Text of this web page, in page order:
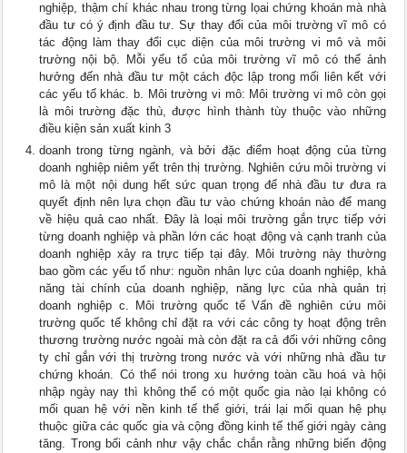
nghiệp, thậm chí khác nhau trong từng lọai chứng khoán mà nhà
đầu tư có ý định đầu tư. Sự thay đổi của môi trường vĩ mô có
tác động làm thay đổi cục diện của môi trường vi mô và môi
trường nội bộ. Mỗi yếu tố của môi trường vĩ mô có thể ảnh
hưởng đến nhà đầu tư một cách độc lập trong mối liên kết với
các yếu tố khác. b. Môi trường vi mô: Môi trường vi mô còn gọi
là môi trường đặc thù, được hình thành tùy thuộc vào những
điều kiện sản xuất kinh 3
doanh trong từng ngành, và bởi đặc điểm hoạt động của từng
doanh nghiệp niêm yết trên thị trường. Nghiên cứu môi trường vi
mô là một nội dung hết sức quan trọng để nhà đầu tư đưa ra
quyết định nên lựa chọn đầu tư vào chứng khoán nào để mang
về hiệu quả cao nhất. Đây là loại môi trường gắn trực tiếp với
từng doanh nghiệp và phần lớn các hoạt động và cạnh tranh của
doanh nghiệp xảy ra trực tiếp tại đây. Môi trường này thường
bao gồm các yếu tố như: nguồn nhân lực của doanh nghiệp, khả
năng tài chính của doanh nghiệp, năng lực của nhà quản trị
doanh nghiệp c. Môi trường quốc tế Vấn đề nghiên cứu môi
trường quốc tế không chỉ đặt ra với các công ty hoạt động trên
thương trường nước ngoài mà còn đặt ra cả đối với những công
ty chỉ gắn với thị trường trong nước và với những nhà đầu tư
chứng khoán. Có thể nói trong xu hướng toàn cầu hoá và hội
nhập ngày nay thì không thể có một quốc gia nào lại không có
mối quan hệ với nền kinh tế thế giới, trái lại mối quan hệ phụ
thuộc giữa các quốc gia và cộng đồng kinh tế thế giới ngày càng
tăng. Trong bối cảnh như vậy chắc chắn rằng những biến động